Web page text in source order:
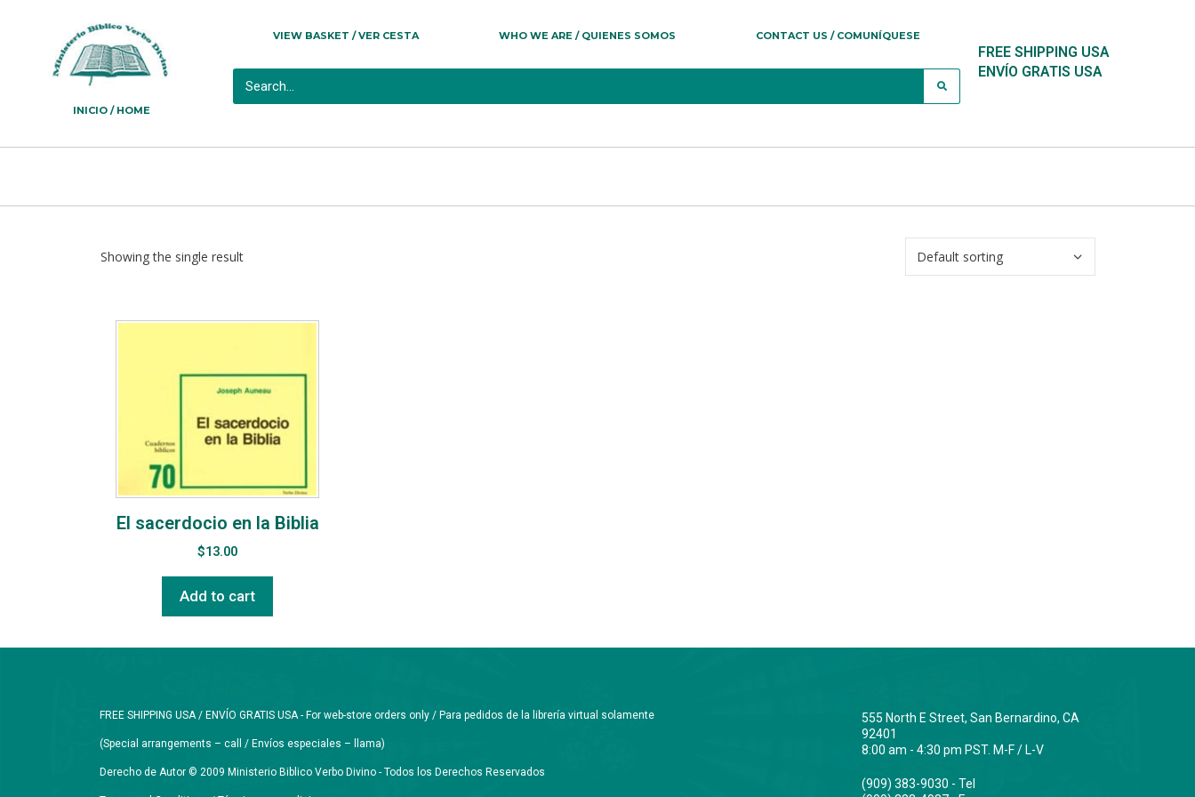
INICIO / HOME
VIEW BASKET / VER CESTA WHO WE ARE / QUIENES SOMOS CONTACT US / COMUNÍQUESE
FREE SHIPPING USA
ENVÍO GRATIS USA
Showing the single result
El sacerdocio en la Biblia
$13.00
Add to cart
FREE SHIPPING USA / ENVÍO GRATIS USA - For web-store orders only / Para pedidos de la librería virtual solamente
(Special arrangements – call / Envíos especiales – llama)
Derecho de Autor © 2009 Ministerio Biblico Verbo Divino - Todos los Derechos Reservados
555 North E Street, San Bernardino, CA
92401
8:00 am - 4:30 pm PST. M-F / L-V
(909) 383-9030 - Tel